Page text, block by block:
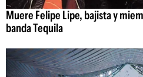
Muere Felipe Lipe, bajista y
banda Tequila